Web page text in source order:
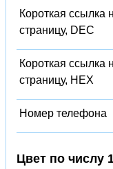
Короткая ссылка
страницу, DEC
Короткая ссылка
страницу, HEX
Номер телефона
Цвет по числу